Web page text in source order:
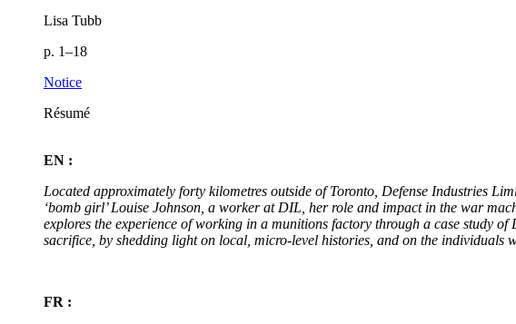
Lisa Tubb
p. 1–18
Notice
Résumé
EN :
Located approximately forty kilometres outside of Toronto, Defense Industries
‘bomb girl’ Louise Johnson, a worker at DIL, her role and impact in the war
explores the experience of working in a munitions factory through a case study
sacrifice, by shedding light on local, micro-level histories, and on the individuals
FR :